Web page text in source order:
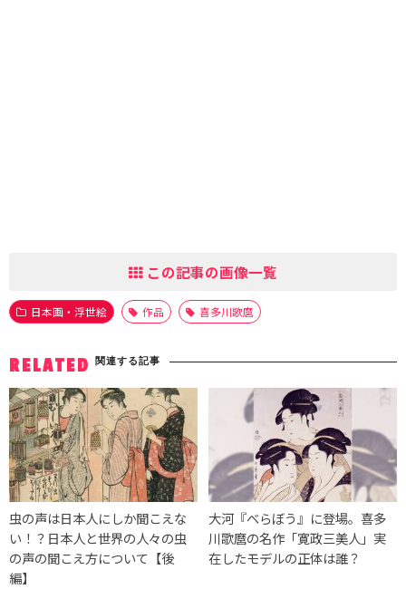
この記事の画像一覧
日本画・浮世絵 作品 喜多川歌麿
RELATED 関連する記事
虫の声は日本人にしか聞こえな
い！？日本人と世界の人々の虫
の声の聞こえ方について【後
編】
大河『べらぼう』に登場。喜多
川歌麿の名作「寛政三美人」実
在したモデルの正体は誰？